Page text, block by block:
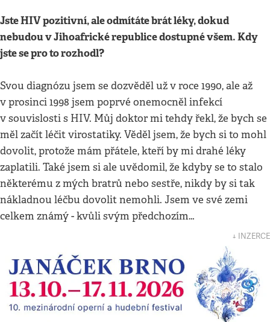
Jste HIV pozitivní, ale odmítáte brát léky, dokud
nebudou v Jihoafrické republice dostupné všem. Kdy
jste se pro to rozhodl?
Svou diagnózu jsem se dozvěděl už v roce 1990, ale až
v prosinci 1998 jsem poprvé onemocněl infekcí
v souvislosti s HIV. Můj doktor mi tehdy řekl, že bych se
měl začít léčit virostatiky. Věděl jsem, že bych si to mohl
dovolit, protože mám přátele, kteří by mi drahé léky
zaplatili. Také jsem si ale uvědomil, že kdyby se to stalo
některému z mých bratrů nebo sestře, nikdy by si tak
nákladnou léčbu dovolit nemohli. Jsem ve své zemi
celkem známý - kvůli svým předchozím…
↓ INZERCE